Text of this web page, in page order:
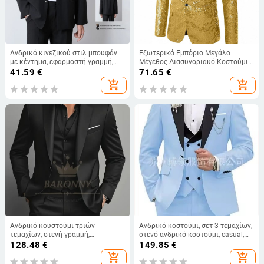
Ανδρικό κινεζικού στιλ μπουφάν
με κέντημα, εφαρμοστή γραμμή,
γιακάς τύπου σακακιού, κούμπωμα
τελείωμα με ριμπ, πολυεστερικό
41.59 €
add_shopping_cart
Εξωτερικό Εμπόριο Μεγάλο
Μέγεθος Διασυνοριακό Κοστούμι
Χορού με Πούλιες Συνοδευτικό
Χορό Πολύχρωμο Κοστούμι
Φόρεμα Ρούχα Παράστασης Ρούχα
71.65 €
add_shopping_cart
Ανδρικό κουστούμι τριών
τεμαχίων, στενή γραμμή,
μονόμπροτ, φθινοπωρινός
128.48 €
add_shopping_cart
Ανδρικό κοστούμι, σετ 3 τεμαχίων,
στενό ανδρικό κοστούμι, casual,
επαγγελματικό φόρεμα γαμπρού,
149.85 €
add_shopping_cart